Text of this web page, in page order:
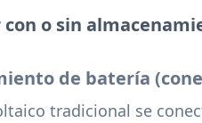
con o sin
de batería
tradicional se